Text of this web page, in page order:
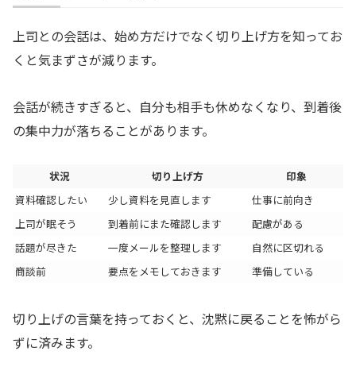
上司との会話は、始め方だけでなく切り上げ方を知ってお
くと気まずさが減ります。
会話が続きすぎると、自分も相手も休めなくなり、到着後
の集中力が落ちることがあります。
状況 切り上げ方
印象
資料確認したい
少し資料を見直します
仕事に前向き
上司が眠そう
到着前にまた確認します
配慮がある
話題が尽きた
一度メールを整理します
自然に区切れる
商談前
要点をメモしておきます 準備している
切り上げの言葉を持っておくと、沈黙に戻ることを怖がら
ずに済みます。